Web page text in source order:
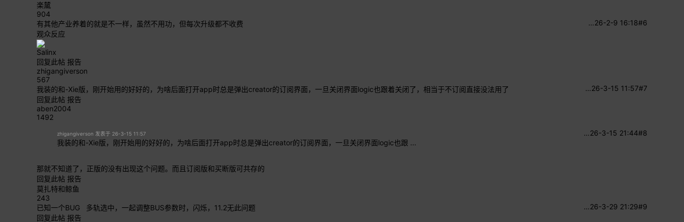
楽檒
904
#6
26-2-9 16:18
…
有其他产业养着的就是不一样，虽然不用功，但每次升级都不收费
观众反应
Salinx
回复此帖 报告
zhigangiverson
567
#7
26-3-15 11:57
…
我装的和-Xie版，刚开始用的好好的，为啥后面打开app时总是弹出creator的订阅界面，一旦关闭界面logic也跟着关闭了，相当于不订阅直接没法用了
回复此帖 报告
aben2004
1492
#8
26-3-15 21:44
…
zhigangiverson 发表于 26-3-15 11:57
我装的和-Xie版，刚开始用的好好的，为啥后面打开app时总是弹出creator的订阅界面，一旦关闭界面logic也跟 ...
那就不知道了，正版的没有出现这个问题。而且订阅版和买断版可共存的
回复此帖 报告
莫扎特和鲸鱼
243
#9
26-3-29 21:29
…
已知一个BUG 多轨选中，一起调整BUS参数时，闪烁，11.2无此问题
回复此帖 报告